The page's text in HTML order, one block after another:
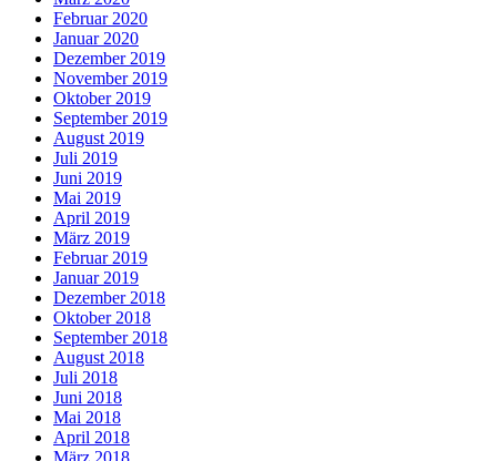
Februar 2020
Januar 2020
Dezember 2019
November 2019
Oktober 2019
September 2019
August 2019
Juli 2019
Juni 2019
Mai 2019
April 2019
März 2019
Februar 2019
Januar 2019
Dezember 2018
Oktober 2018
September 2018
August 2018
Juli 2018
Juni 2018
Mai 2018
April 2018